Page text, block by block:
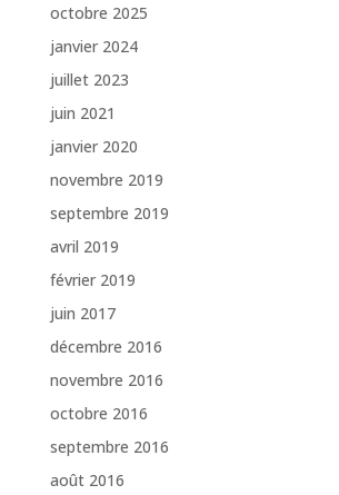
octobre 2025
janvier 2024
juillet 2023
juin 2021
janvier 2020
novembre 2019
septembre 2019
avril 2019
février 2019
juin 2017
décembre 2016
novembre 2016
octobre 2016
septembre 2016
août 2016